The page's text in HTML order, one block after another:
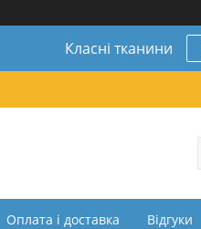
Класні тканини
Оплата і доставка Відгуки